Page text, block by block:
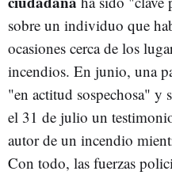
sobre un individuo que
ocasiones cerca de los
incendios. En junio, una
"en actitud sospechosa" y
el 31 de julio un
autor de un incendio
Con todo, las fuerzas